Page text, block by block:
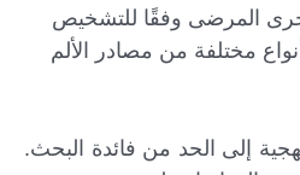
المرضى وفقًا للتشخيص
مختلفة من مصادر الألم
إلى الحد من فائدة البحث.